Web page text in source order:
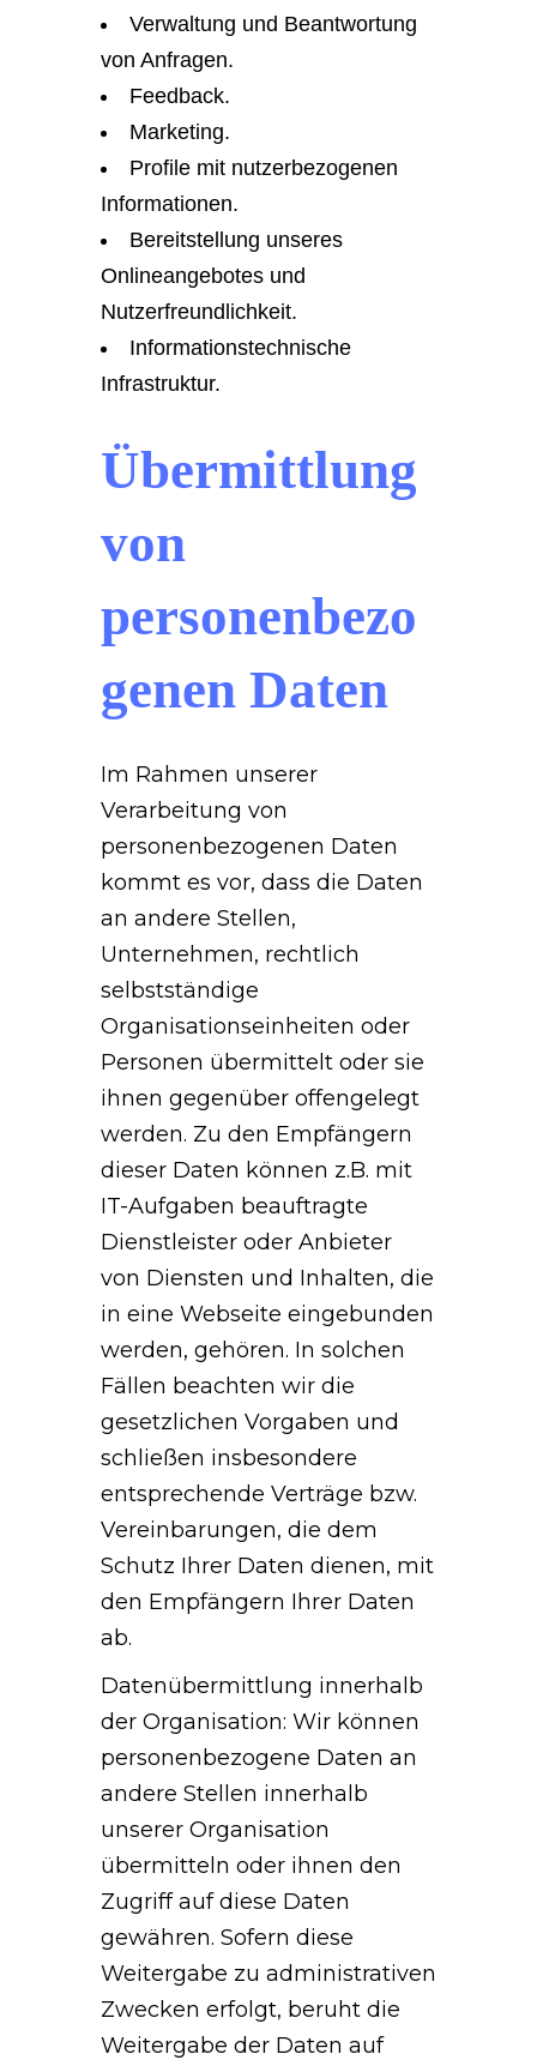
Verwaltung und Beantwortung
von Anfragen.
Feedback.
Marketing.
Profile mit nutzerbezogenen
Informationen.
Bereitstellung unseres
Onlineangebotes und
Nutzerfreundlichkeit.
Informationstechnische
Infrastruktur.
Übermittlung
von
personenbezo
genen Daten
Im Rahmen unserer
Verarbeitung von
personenbezogenen Daten
kommt es vor, dass die Daten
an andere Stellen,
Unternehmen, rechtlich
selbstständige
Organisationseinheiten oder
Personen übermittelt oder sie
ihnen gegenüber offengelegt
werden. Zu den Empfängern
dieser Daten können z.B. mit
IT-Aufgaben beauftragte
Dienstleister oder Anbieter
von Diensten und Inhalten, die
in eine Webseite eingebunden
werden, gehören. In solchen
Fällen beachten wir die
gesetzlichen Vorgaben und
schließen insbesondere
entsprechende Verträge bzw.
Vereinbarungen, die dem
Schutz Ihrer Daten dienen, mit
den Empfängern Ihrer Daten
ab.
Datenübermittlung innerhalb
der Organisation: Wir können
personenbezogene Daten an
andere Stellen innerhalb
unserer Organisation
übermitteln oder ihnen den
Zugriff auf diese Daten
gewähren. Sofern diese
Weitergabe zu administrativen
Zwecken erfolgt, beruht die
Weitergabe der Daten auf